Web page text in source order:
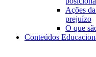
Ações
prejuízo
O que
Conteúdos